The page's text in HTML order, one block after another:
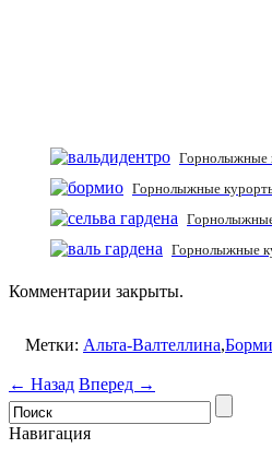
Горнолыжные
Горнолыжные
Горнолыжные
Комментарии закрыты.
Метки: Альта-Валтеллина,
← Назад Вперед →
Навигация